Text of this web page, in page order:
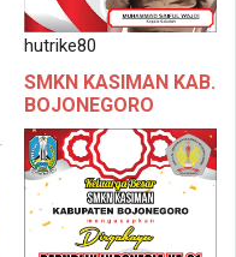
hutrike80
SMKN KASIMAN KAB.
BOJONEGORO